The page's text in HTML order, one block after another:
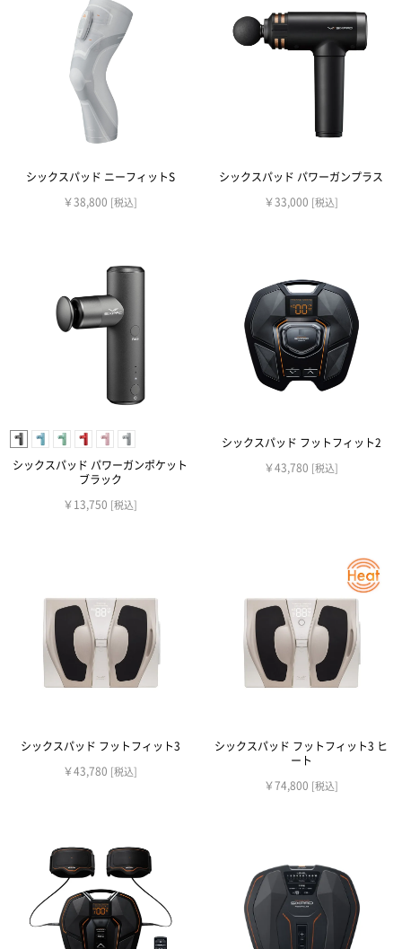
シックスパッド ニーフィットS
￥38,800 [税込]
シックスパッド パワーガンプラス
￥33,000 [税込]
シックスパッド パワーガンポケット
ブラック
￥13,750 [税込]
シックスパッド フットフィット2
￥43,780 [税込]
シックスパッド フットフィット3
￥43,780 [税込]
シックスパッド フットフィット3 ヒ
ート
￥74,800 [税込]